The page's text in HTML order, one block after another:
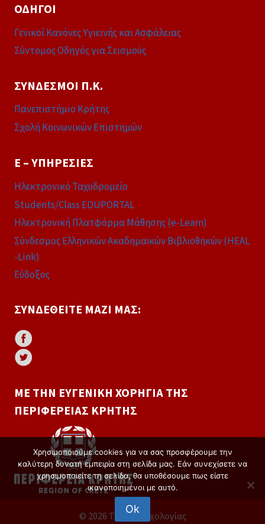
ΟΔΗΓΟΊ
Γενικοί Κανόνες Υγιεινής και Ασφάλειας
Σύντομος Οδηγός για Σεισμούς
ΣΎΝΔΕΣΜΟΙ Π.Κ.
Πανεπιστήμιο Κρήτης
Σχολή Κοινωνικών Επιστημών
E – ΥΠΗΡΕΣΊΕΣ
Ηλεκτρονικό Ταχυδρομείο
Students/Class EDUPORTAL
Ηλεκτρονική Πλατφόρμα Μάθησης (e-Learn)
Σύνδεσμος Ελληνικών Ακαδημαϊκών Βιβλιοθηκών (HEAL
-Link)
Εύδοξος
ΣΥΝΔΕΘΕΊΤΕ ΜΑΖΊ ΜΑΣ:
ΜΕ ΤΗΝ ΕΥΓΕΝΙΚΉ ΧΟΡΗΓΊΑ ΤΗΣ
ΠΕΡΙΦΈΡΕΙΑΣ ΚΡΉΤΗΣ
© 2026 Τμήμα Ψυχολογίας
Χρησιμοποιούμε cookies για να σας προσφέρουμε την
καλύτερη δυνατή εμπειρία στη σελίδα μας. Εάν συνεχίσετε να
χρησιμοποιείτε τη σελίδα, θα υποθέσουμε πως είστε
ικανοποιημένοι με αυτό.
Ok